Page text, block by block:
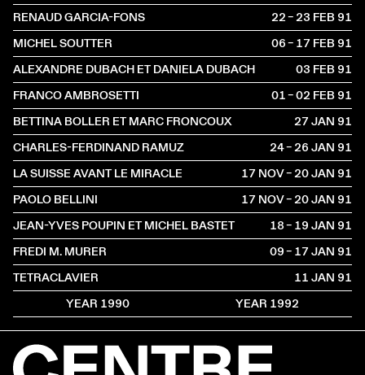
RENAUD GARCIA-FONS
22 – 23 FEB1991
MICHEL SOUTTER
06 – 17 FEB1991
ALEXANDRE DUBACH ET DANIELA DUBACH
03 FEB1991
FRANCO AMBROSETTI
01 – 02 FEB1991
BETTINA BOLLER ET MARC FRONCOUX
27 JAN1991
CHARLES-FERDINAND RAMUZ
24 – 26 JAN1991
LA SUISSE AVANT LE MIRACLE
17 NOV – 20 JAN1991
PAOLO BELLINI
17 NOV – 20 JAN1991
JEAN-YVES POUPIN ET MICHEL BASTET
18 – 19 JAN1991
FREDI M. MURER
09 – 17 JAN1991
TETRACLAVIER
11 JAN1991
YEAR 1990
YEAR 1992